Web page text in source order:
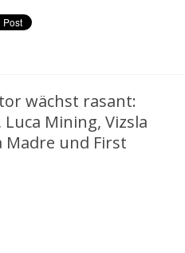
wächst rasant:
Mining, Vizsla
Madre und First